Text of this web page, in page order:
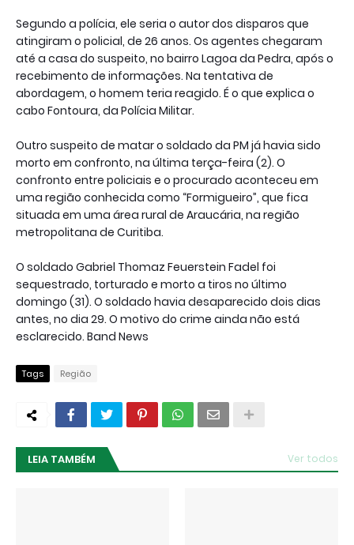
Segundo a polícia, ele seria o autor dos disparos que
atingiram o policial, de 26 anos. Os agentes chegaram
até a casa do suspeito, no bairro Lagoa da Pedra, após o
recebimento de informações. Na tentativa de
abordagem, o homem teria reagido. É o que explica o
cabo Fontoura, da Polícia Militar.
Outro suspeito de matar o soldado da PM já havia sido
morto em confronto, na última terça-feira (2). O
confronto entre policiais e o procurado aconteceu em
uma região conhecida como “Formigueiro”, que fica
situada em uma área rural de Araucária, na região
metropolitana de Curitiba.
O soldado Gabriel Thomaz Feuerstein Fadel foi
sequestrado, torturado e morto a tiros no último
domingo (31). O soldado havia desaparecido dois dias
antes, no dia 29. O motivo do crime ainda não está
esclarecido. Band News
Tags Região
LEIA TAMBÉM Ver todos